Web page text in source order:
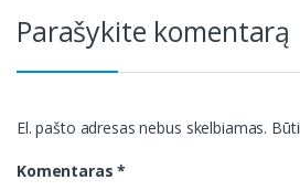
Parašykite komentarą
El. pašto adresas nebus skelbiamas.
Komentaras*